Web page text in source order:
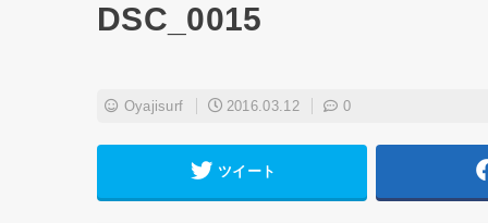
DSC_0015
Oyajisurf 2016.03.12 0
ツイート